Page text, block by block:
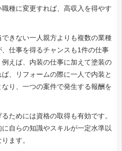
種に変更すれば、高収入を得やす
きない一人親方よりも複数の業種
仕事を得るチャンスも1件の仕事
えば、内装の仕事に加えて塗装の
、リフォームの際に一人で内装と
り、一つの案件で発生する報酬を
ためには資格の取得も有効です。
自らの知識やスキルが一定水準以
ます。